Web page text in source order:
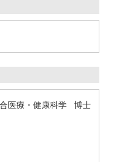
医療・健康科学 博士